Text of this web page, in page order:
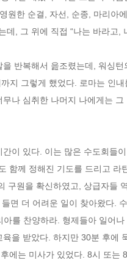
원한 순결, 자선, 순종, 마리아
데, 그 위에 직접 “나는 바라고
반복해서 읊조렸는데, 워싱
지 그렇게 했었다. 로마는 인
나 심취한 나머지 나에게는
이 있다. 이는 많은 수도회들
함께 정해진 기도를 드리고
구원을 확신하였고, 상급자들
면 더 어려운 일이 찾아왔다.
아를 찬양하라. 형제들아 일어
을 받았다. 하지만 30분 후에
에는 미사가 있었다. 8시 또